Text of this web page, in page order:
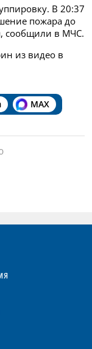
В 20:37
пожара до
сообщили в МЧС.
из видео в
MAX